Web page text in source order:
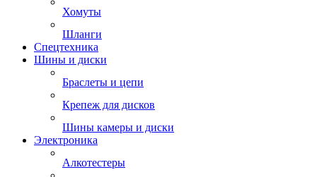
Хомуты
Шланги
Спецтехника
Шины и диски
Браслеты и цепи
Крепеж для дисков
Шины камеры и диски
Электроника
Алкотестеры